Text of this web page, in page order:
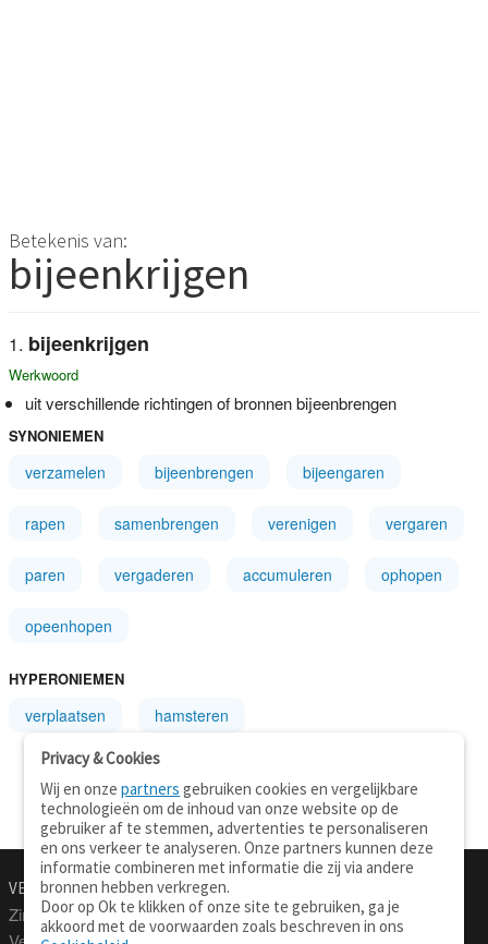
Betekenis van:
bijeenkrijgen
bijeenkrijgen
Werkwoord
uit verschillende richtingen of bronnen bijeenbrengen
SYNONIEMEN
verzamelen bijeenbrengen bijeengaren
rapen samenbrengen verenigen vergaren
paren vergaderen accumuleren ophopen
opeenhopen
HYPERONIEMEN
verplaatsen hamsteren
VERTALEN.NU
Zinnen vertalen
Over deze site
Privacy & Cookies
Wij en onzepartners gebruiken cookies en vergelijkbare
technologieën om de inhoud van onze website op de
gebruiker af te stemmen, advertenties te personaliseren
en ons verkeer te analyseren. Onze partners kunnen deze
informatie combineren met informatie die zij via andere
bronnen hebben verkregen.
Door op Ok te klikken of onze site te gebruiken, ga je
akkoord met de voorwaarden zoals beschreven in ons